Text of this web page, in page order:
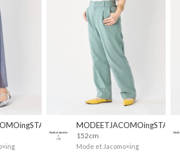
MODEETJACOMOingSTAFF
152cm
Mode et Jacomo×ing